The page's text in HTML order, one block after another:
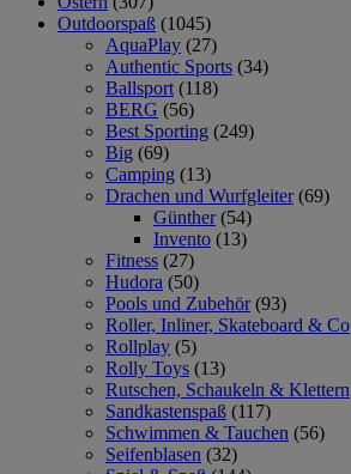
Outdoorspaß (1045)
AquaPlay (27)
Authentic Sports (34)
Ballsport (118)
BERG (56)
Best Sporting (249)
Big (69)
Camping (13)
Drachen und Wurfgleiter (69)
Günther (54)
Invento (13)
Fitness (27)
Hudora (50)
Pools und Zubehör (93)
Roller, Inliner, Skateboard & Co
Rollplay (5)
Rolly Toys (13)
Rutschen, Schaukeln & Klettern
Sandkastenspaß (117)
Schwimmen & Tauchen (56)
Seifenblasen (32)